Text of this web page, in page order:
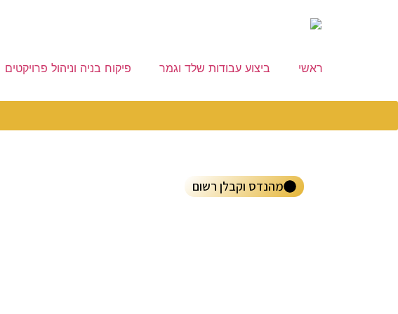
ראשי ביצוע עבודות שלד וגמר פיקוח בניה וניהול פרויקטים
מהנדס וקבלן רשום